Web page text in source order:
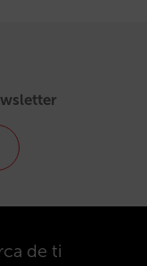
de ti